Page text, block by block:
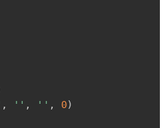
, '' , '' , 0)